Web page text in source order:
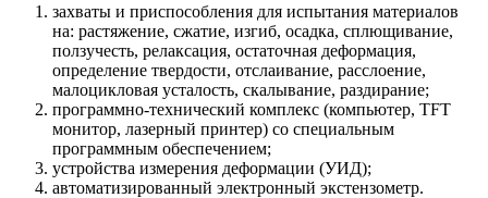
захваты и приспособления для испытания материалов
на: растяжение, сжатие, изгиб, осадка, сплющивание,
ползучесть, релаксация, остаточная деформация,
определение твердости, отслаивание, расслоение,
малоцикловая усталость, скалывание, раздирание;
программно-технический комплекс (компьютер, TFT
монитор, лазерный принтер) со специальным
программным обеспечением;
устройства измерения деформации (УИД);
автоматизированный электронный экстензометр.